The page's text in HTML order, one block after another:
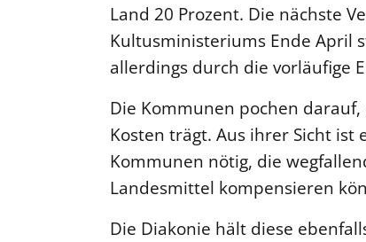
Land 20 Prozent. Die nächste
Kultusministeriums Ende April
allerdings durch die vorläufige
Die Kommunen pochen
Kosten trägt. Aus ihrer Sicht
Kommunen nötig, die
Landesmittel kompensieren
Die Diakonie hält diese